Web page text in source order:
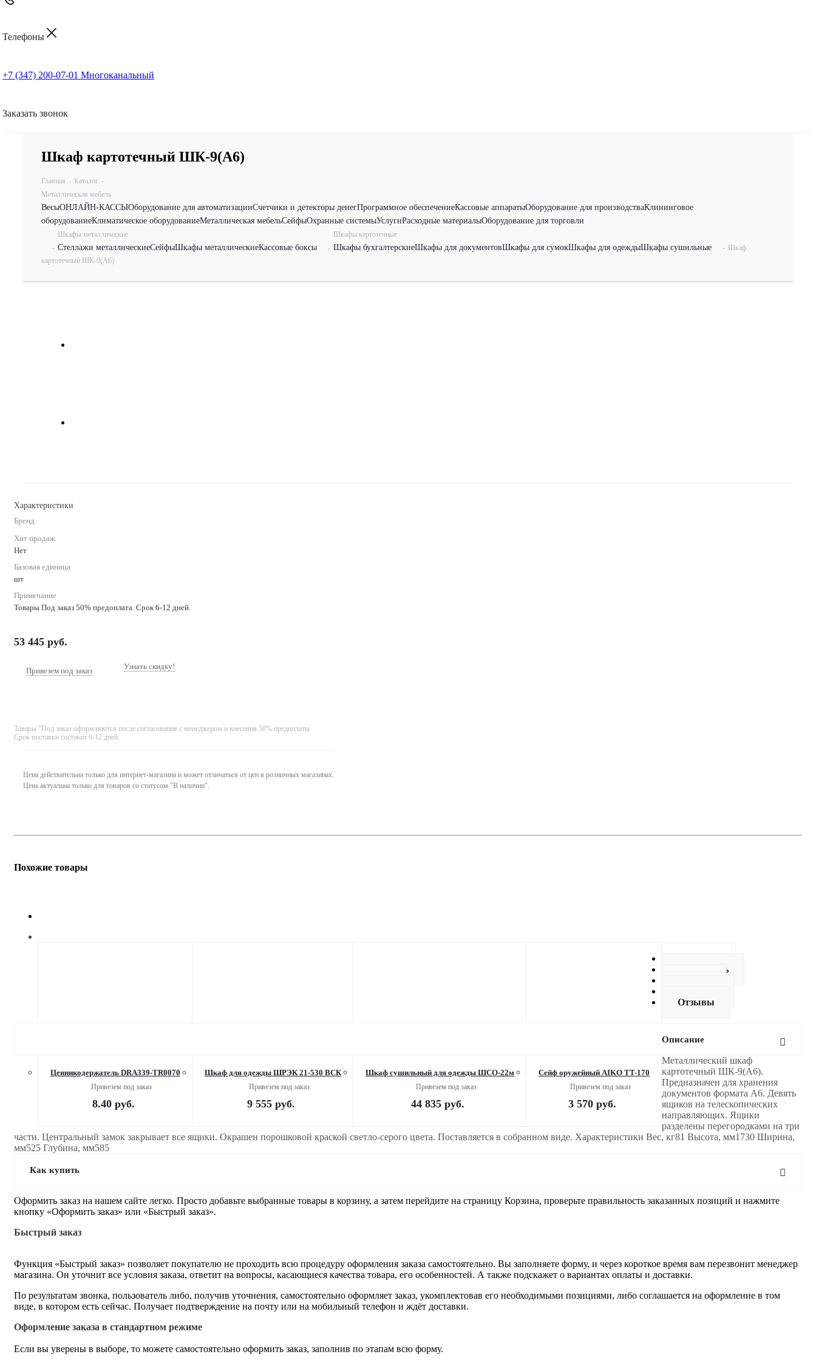
Телефоны
+7 (347) 200-07-01 Многоканальный
Заказать звонок
Шкаф картотечный ШК-9(A6)
Главная - Каталог -
Металлическая мебель
ВесыОНЛАЙН-КАССЫОборудование для автоматизацииСчетчики и детекторы денегПрограммное обеспечениеКассовые аппаратыОборудование для производстваКлининговое
оборудованиеКлиматическое оборудованиеМеталлическая мебельСейфыОхранные системыУслугиРасходные материалыОборудование для торговли
-
Шкафы металлические
Стеллажи металлическиеСейфыШкафы металлическиеКассовые боксы -
Шкафы картотечные
Шкафы бухгалтерскиеШкафы для документовШкафы для сумокШкафы для одеждыШкафы сушильные - Шкаф
картотечный ШК-9(A6)
Характеристики
Бренд
Хит продаж
Нет
Базовая единица
шт
Примечание
Товары Под заказ 50% предоплата. Срок 6-12 дней.
53 445 руб.
Привезем под заказ Узнать скидку!
Товары "Под заказ оформляются после согласования с менеджером и внесения 50% предоплаты.
Срок поставки составит 6-12 дней.
Цена действительна только для интернет-магазина и может отличаться от цен в розничных магазинах.
Цена актуальна только для товаров со статусом "В наличии".
Похожие товары
Ценникодержатель DRA339-TR0070
Привезем под заказ
8.40руб.
Шкаф для одежды ШРЭК 21-530 ВСК
Привезем под заказ
9 555руб.
Шкаф сушильный для одежды ШСО-22м
Привезем под заказ
44 835 руб.
Сейф оружейный AIKO TT-170
Привезем под заказ
3 570руб.
Как купить
Отзывы
Описание
Металлический шкаф
картотечный ШК-9(A6).
Предназначен для хранения
документов формата А6. Девять
ящиков на телескопических
направляющих. Ящики
разделены перегородками на три
части. Центральный замок закрывает все ящики. Окрашен порошковой краской светло-серого цвета. Поставляется в собранном виде. Характеристики Вес, кг81 Высота, мм1730 Ширина,
мм525 Глубина, мм585
Как купить
Оформить заказ на нашем сайте легко. Просто добавьте выбранные товары в корзину, а затем перейдите на страницу Корзина, проверьте правильность заказанных позиций и нажмите
кнопку «Оформить заказ» или «Быстрый заказ».
Быстрый заказ
Функция «Быстрый заказ» позволяет покупателю не проходить всю процедуру оформления заказа самостоятельно. Вы заполняете форму, и через короткое время вам перезвонит менеджер
магазина. Он уточнит все условия заказа, ответит на вопросы, касающиеся качества товара, его особенностей. А также подскажет о вариантах оплаты и доставки.
По результатам звонка, пользователь либо, получив уточнения, самостоятельно оформляет заказ, укомплектовав его необходимыми позициями, либо соглашается на оформление в том
виде, в котором есть сейчас. Получает подтверждение на почту или на мобильный телефон и ждёт доставки.
Оформление заказа в стандартном режиме
Если вы уверены в выборе, то можете самостоятельно оформить заказ, заполнив по этапам всю форму.